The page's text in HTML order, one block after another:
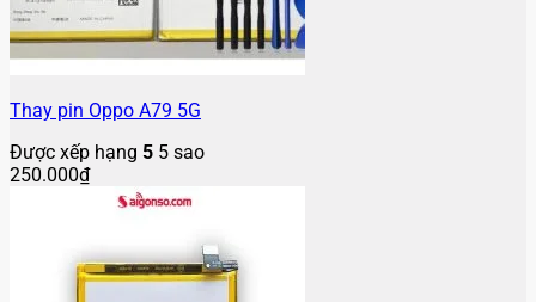
Thay pin Oppo A79 5G
Được xếp hạng 5 5 sao
250.000₫